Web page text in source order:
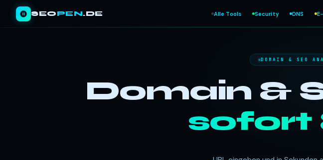
SEOPEN.DE Alle Tools Security DNS
DOMAIN & SEO
Domain &
sofort